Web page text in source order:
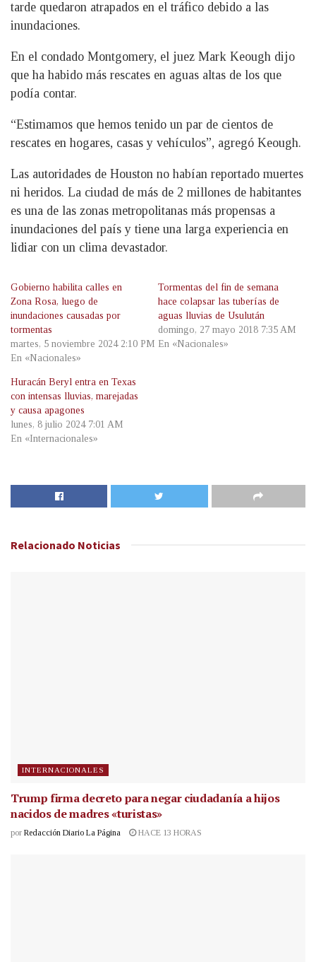
tarde quedaron atrapados en el tráfico debido a las
inundaciones.
En el condado Montgomery, el juez Mark Keough dijo
que ha habido más rescates en aguas altas de los que
podía contar.
“Estimamos que hemos tenido un par de cientos de
rescates en hogares, casas y vehículos”, agregó Keough.
Las autoridades de Houston no habían reportado muertes
ni heridos. La ciudad de más de 2 millones de habitantes
es una de las zonas metropolitanas más propensas a
inundaciones del país y tiene una larga experiencia en
lidiar con un clima devastador.
Gobierno habilita calles en
Zona Rosa, luego de
inundaciones causadas por
tormentas
martes, 5 noviembre 2024 2:10 PM
En «Nacionales»
Tormentas del fin de semana
hace colapsar las tuberías de
aguas lluvias de Usulután
domingo, 27 mayo 2018 7:35 AM
En «Nacionales»
Huracán Beryl entra en Texas
con intensas lluvias, marejadas
y causa apagones
lunes, 8 julio 2024 7:01 AM
En «Internacionales»
Relacionado Noticias
INTERNACIONALES
Trump firma decreto para negar ciudadanía a hijos
nacidos de madres «turistas»
por Redacción Diario La Página HACE 13 HORAS